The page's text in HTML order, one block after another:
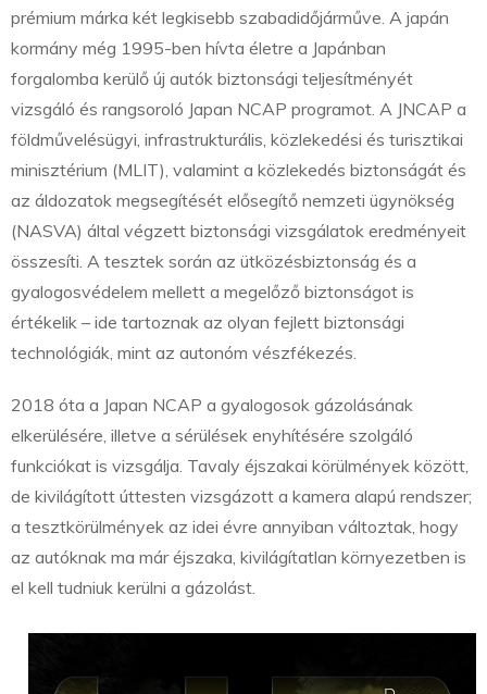
prémium márka két legkisebb szabadidőjárműve. A japán
kormány még 1995-ben hívta életre a Japánban
forgalomba kerülő új autók biztonsági teljesítményét
vizsgáló és rangsoroló Japan NCAP programot. A JNCAP a
földművelésügyi, infrastrukturális, közlekedési és turisztikai
minisztérium (MLIT), valamint a közlekedés biztonságát és
az áldozatok megsegítését elősegítő nemzeti ügynökség
(NASVA) által végzett biztonsági vizsgálatok eredményeit
összesíti. A tesztek során az ütközésbiztonság és a
gyalogosvédelem mellett a megelőző biztonságot is
értékelik – ide tartoznak az olyan fejlett biztonsági
technológiák, mint az autonóm vészfékezés.
2018 óta a Japan NCAP a gyalogosok gázolásának
elkerülésére, illetve a sérülések enyhítésére szolgáló
funkciókat is vizsgálja. Tavaly éjszakai körülmények között,
de kivilágított úttesten vizsgázott a kamera alapú rendszer;
a tesztkörülmények az idei évre annyiban változtak, hogy
az autóknak ma már éjszaka, kivilágítatlan környezetben is
el kell tudniuk kerülni a gázolást.